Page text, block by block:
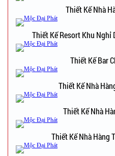
Thiết Kế Nhà
Thiết Kế Resort Khu Nghỉ
Thiết Kế Bar
Thiết Kế Nhà
Thiết Kế Nhà
Thiết Kế Nhà Hàng